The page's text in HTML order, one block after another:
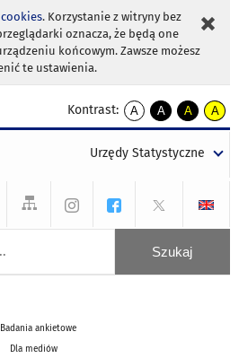
. Korzystanie z witryny bez
oznacza, że będą one
końcowym. Zawsze możesz
te ustawienia.
Kontrast:
A
kontrast
A
kontrast
tekst
czarnym
A
kontrast
tekst
czarnym
A
tekst
żółtym
Urzędy Statystyczne
Badania ankietowe
Dla mediów